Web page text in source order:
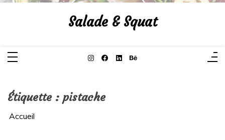
Aller
Salade & Squat
Étiquette : pistache
Accueil